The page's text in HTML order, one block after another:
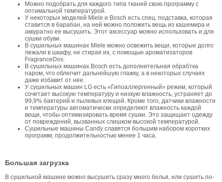
Можно подобрать для каждого типа тканей свою программу с
оптимальной температурой.
У некоторых моделей Miele и Bosch есть спец. подставка, которая
ставится в барабан, на ней можно положить вещь из кашемира и
аккуратно ее высушить. Этот аксессуар можно использовать и для
сушки обуви.
В сушильных машинах Miele можно освежить вещи, которые долго
лежали в шкафу, не стирая их, с помощью ароматизаторов
FragranceDos.
В сушильных машинах Bosch есть дополнительная обрабтка
паром, что облегчит дальнейшую глажку, а в некоторых случаях
даже избавит от нее.
У сушильных машин LG есть «Гипоаллергенный» режим, который
сочетает высокую температуру и низкую влажность, устраняет до
99,9% бактерий и пылевых клещей. Кроме того, датчики влажности
и температуры автоматически определяют влажность каждой
вещи, чтобы оптимизировать время сушки. Это защищает одежду
от повреждений, вызванных слишком высокой температурой.
Сушильные машины Candy славятся большим набором коротких
программ, продолжительностью менее 1 часа.
Большая загрузка
В сушильной машине можно высушить сразу много белья, или сушить по-